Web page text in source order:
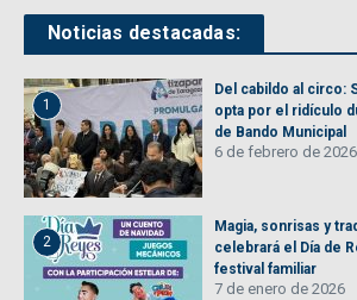
Noticias destacadas:
1
Del cabildo al circo:
opta por el ridículo
de Bando Municipal
6 de febrero de 2026
2
Magia, sonrisas y
celebrará el Día de
festival familiar
7 de enero de 2026